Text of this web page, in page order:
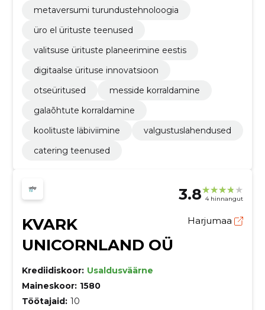
metaversumi turundustehnoloogia
üro el ürituste teenused
valitsuse ürituste planeerimine eestis
digitaalse ürituse innovatsioon
otseüritused
messide korraldamine
galaõhtute korraldamine
koolituste läbiviimine
valgustuslahendused
catering teenused
3.8 4 hinnangut
KVARK
UNICORNLAND OÜ
Harjumaa
Krediidiskoor: Usaldusväärne
Maineskoor: 1580
Töötajaid: 10